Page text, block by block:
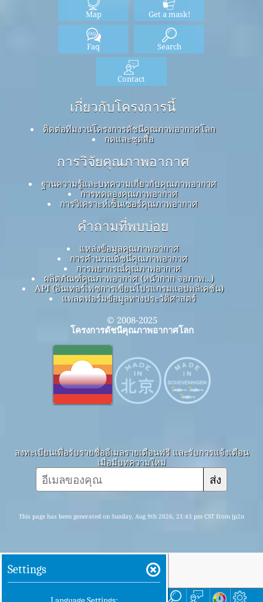
Map Get a mask!
Faq Search
Contact
เกี่ยวกับโครงการนี้
ติดต่อทีมงานโครงการดัชนีคุณภาพอากาศโลก
กดและชุดสื่อ
การวิจัยคุณภาพอากาศ
ฐานความรู้และบทความเกี่ยวกับคุณภาพอากาศ
การทดลองคุณภาพอากาศ
การวิเคราะห์เซ็นเซอร์คุณภาพอากาศ
คำถามที่พบบ่อย
แหล่งข้อมูลคุณภาพอากาศ
การคำนวณดัชนีคุณภาพอากาศ
การพยากรณ์คุณภาพอากาศ
ผลิตภัณฑ์คุณภาพอากาศ (หน้ากาก จอภาพ…)
API (อินเทอร์เฟซการเขียนโปรแกรมแอปพลิเคชัน)
แพลตฟอร์มข้อมูลทางประวัติศาสตร์
© 2008-2025
โครงการดัชนีคุณภาพอากาศโลก
ลงทะเบียนเพื่อรับรายชื่ออีเมลรายเดือนฟรี และรับการแจ้งเตือน
เมื่อมีบทความใหม่
ส่ง
This page has been generated on Sunday, Aug 9th 2026, 21:43 pm CST from jp2n
Settings